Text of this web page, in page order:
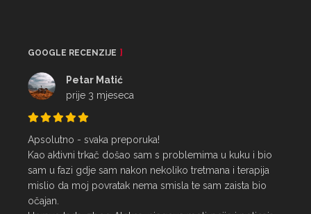
GOOGLE RECENZIJE
Petar Matić
prije 3 mjeseca
Apsolutno - svaka preporuka!
Kao aktivni trkač došao sam s problemima u kuku i bio
sam u fazi gdje sam nakon nekoliko tretmana i terapija
mislio da moj povratak nema smisla te sam zaista bio
očajan.